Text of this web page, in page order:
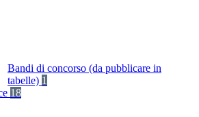
Bandi di concorso (da pubblicare in
tabelle) 1
18